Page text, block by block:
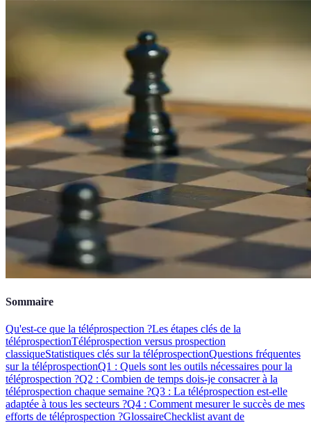
Sommaire
Qu'est-ce que la téléprospection ?Les étapes clés de la
téléprospectionTéléprospection versus prospection
classiqueStatistiques clés sur la téléprospectionQuestions fréquentes
sur la téléprospectionQ1 : Quels sont les outils nécessaires pour la
téléprospection ?Q2 : Combien de temps dois-je consacrer à la
téléprospection chaque semaine ?Q3 : La téléprospection est-elle
adaptée à tous les secteurs ?Q4 : Comment mesurer le succès de mes
efforts de téléprospection ?GlossaireChecklist avant de